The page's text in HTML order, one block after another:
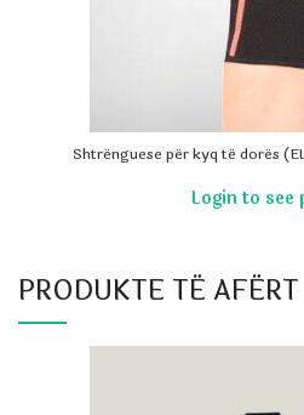
Shtrënguese për kyq të dorës
PRODUKTE TË AFËRT